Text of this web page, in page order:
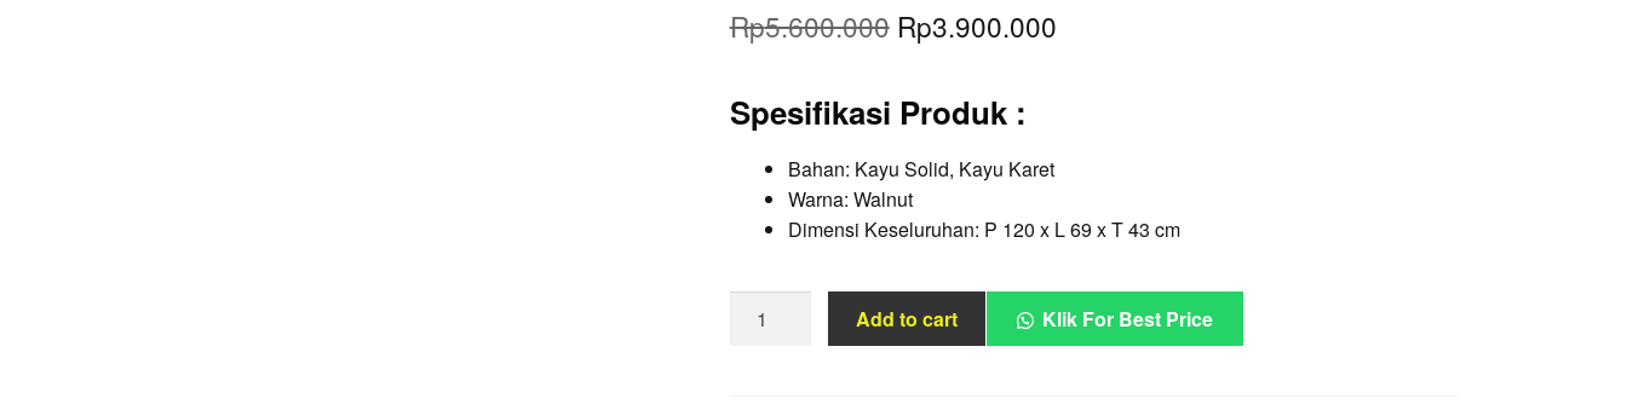
Rp5.600.000 Original
was:
Rp5.600.000.
Rp3.900.000Current
Spesifikasi Produk :
Bahan: Kayu Solid, Kayu Karet
Warna: Walnut
Dimensi Keseluruhan: P 120 x L 69 x T 43 cm
Meja
Add to cart Klik For Best Price